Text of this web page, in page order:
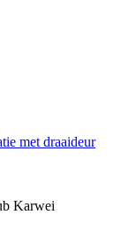
met draaideur
Karwei